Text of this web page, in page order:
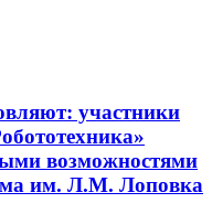
участники
возможностями
им. Л.М. Лоповка